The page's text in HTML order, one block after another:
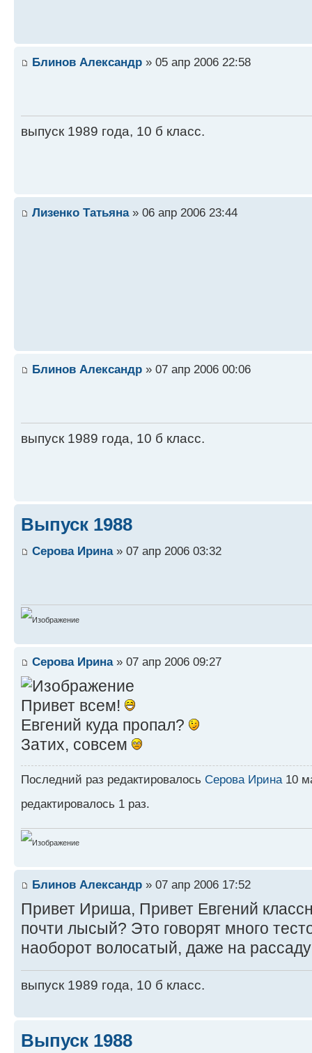
Блинов Александр » 05 апр 2006 22:58
выпуск 1989 года, 10 б класс.
Лизенко Татьяна» 06 апр 2006 23:44
Блинов Александр » 07 апр 2006 00:06
выпуск 1989 года, 10 б класс.
Выпуск 1988
Серова Ирина» 07 апр 2006 03:32
Серова Ирина» 07 апр 2006 09:27
Привет всем!
Евгений куда пропал?
Затих, совсем
Последний раз редактировалось Серова Ирина10
редактировалось 1 раз.
Блинов Александр » 07 апр 2006 17:52
Привет Ириша, Привет Евгений
почти лысый? Это говорят много
наоборот волосатый, даже на
выпуск 1989 года, 10 б класс.
Выпуск 1988